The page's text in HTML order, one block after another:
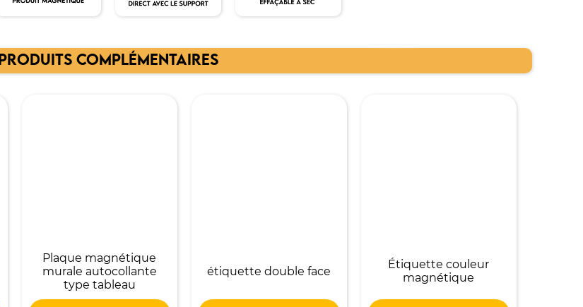
PRODUITS COMPLÉMENTAIRES
Plaque magnétique
murale autocollante
type tableau
étiquette double face
Étiquette couleur
magnétique